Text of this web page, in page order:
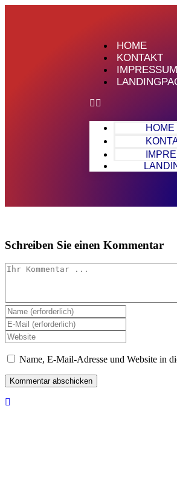
HOME
KONTAKT
IMPRESSUM
HOME
Schreiben Sie einen Kommentar
Name, E-Mail-Adresse und Website in